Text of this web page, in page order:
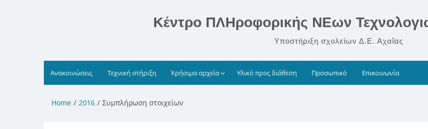
Κέντρο ΠΛΗροφορικής ΝΕων
Υποστήριξη σχολείων Δ.Ε. Αχαΐας
Ανακοινώσεις Τεχνική στήριξη Χρήσιμα αρχεία Υλικό προς διάθεση Προσωπικό Επικοινωνία
Home 2016 Συμπλήρωση στοιχείων